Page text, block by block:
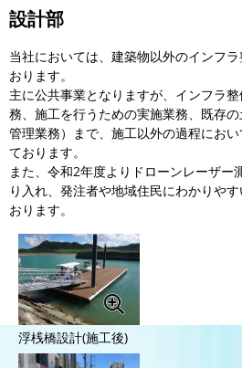
設計部
当社においては、建築物以外のインフ
おります。
主に公共事業となりますが、インフラ
務、施工を行うための実施業務、既存
管理業務）まで、施工以外の過程にお
ております。
また、令和2年度よりドローンレーザー
り入れ、発注者や地域住民にわかりや
おります。
浮桟橋設計(施工後)